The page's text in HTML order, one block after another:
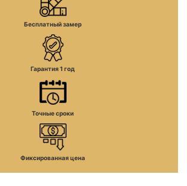
Бесплатный замер
Гарантия 1 год
Точные сроки
Фиксированная цена